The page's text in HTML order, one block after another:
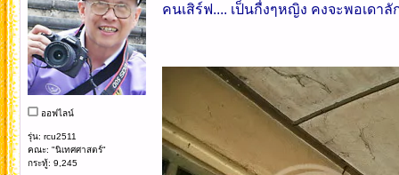
ออฟไลน์
รุ่น: rcu2511
คณะ: "นิเทศศาสตร์"
กระทู้: 9,245
คนเสิร์ฟ.... เป็นกื่งๆหญิง คงจะพอเดา